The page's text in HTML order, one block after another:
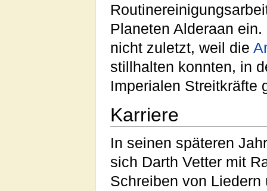
Planeten Alderaan
nicht zuletzt, weil die
stillhalten konnten, in
Imperialen Streitkräfte
Karriere
In seinen späteren
sich Darth Vetter mit
Schreiben von Liedern